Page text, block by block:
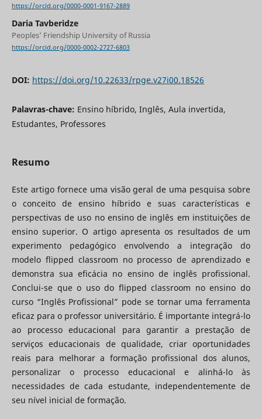
https://orcid.org/0000-0001-9167-2889
Daria Tavberidze
Peoples’ Friendship University of Russia
https://orcid.org/0000-0002-2727-6803
DOI: https://doi.org/10.22633/rpge.v27i00.18526
Palavras-chave: Ensino híbrido, Inglês, Aula invertida,
Estudantes, Professores
Resumo
Este artigo fornece uma visão geral de uma pesquisa sobre
o conceito de ensino híbrido e suas características e
perspectivas de uso no ensino de inglês em instituições de
ensino superior. O artigo apresenta os resultados de um
experimento pedagógico envolvendo a integração do
modelo flipped classroom no processo de aprendizado e
demonstra sua eficácia no ensino de inglês profissional.
Conclui-se que o uso do flipped classroom no ensino do
curso “Inglês Profissional” pode se tornar uma ferramenta
eficaz para o professor universitário. É importante integrá-lo
ao processo educacional para garantir a prestação de
serviços educacionais de qualidade, criar oportunidades
reais para melhorar a formação profissional dos alunos,
personalizar o processo educacional e alinhá-lo às
necessidades de cada estudante, independentemente de
seu nível inicial de formação.